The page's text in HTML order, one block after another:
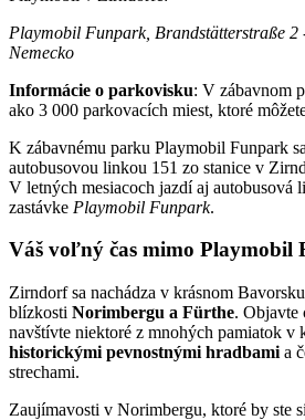
Playmobil Funpark, Brandstätterstraße
Nemecko
Informácie o parkovisku: V zábavnom
ako 3 000 parkovacích miest, ktoré
K zábavnému parku Playmobil Funpark
autobusovou linkou 151 zo stanice v
V letných mesiacoch jazdí aj autobusová
zastávke Playmobil Funpark.
Váš voľný čas mimo Playmobil
Zirndorf sa nachádza v krásnom
blízkosti Norimbergu a Fürthe. Objavte
navštívte niektoré z mnohých pamiatok v
historickými pevnostnými hradbami a
strechami.
Zaujímavosti v Norimbergu, ktoré by ste